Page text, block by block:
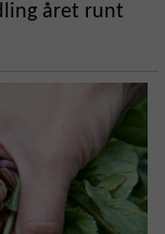
året runt